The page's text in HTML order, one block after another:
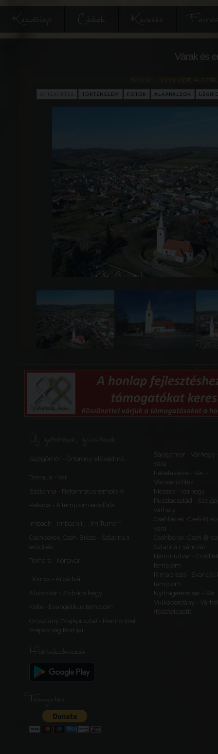
Kezdőlap Cikkek Keresés
Várak és
Kabold - Kobersdorf Ausztria
TÖRTÉNELEM FOTÓK ALAPRAJZOK
Új feltöltések, frissítések
Sajógömör - Őrtorony, elővédmű
Sajógömör - Várhegy
vára
Tornalja - Vár
Feketeváros - Vár -
Városerődítés
Szalonna - Református templom
Meszes - Várhegy
Rakaca - A templom erődfala
Pusztacsalád -
várhely
Imbach - Imbach II., „Im Turner”
Csehberek, Cseh-
vára
Csehberek, Cseh-Brézó - Szlatina II.
erődítés
Csehberek, Cseh-
Szlatina I. sáncvár
Tömörd - Ilonavár
Háromudvar -
templom
Dömös - Árpádvár
Rimabrézó -
templom
Alsócsitár - Zsibrica hegy
Nyitragerencsér - Vár
Kiéte - Evangélikus templom
Vulkapordány -
(feltételezett)
Oroszlány (Majkpuszta) - Premontrei
Prépostság Romjai
Mobilalkalmazás
Támogatás